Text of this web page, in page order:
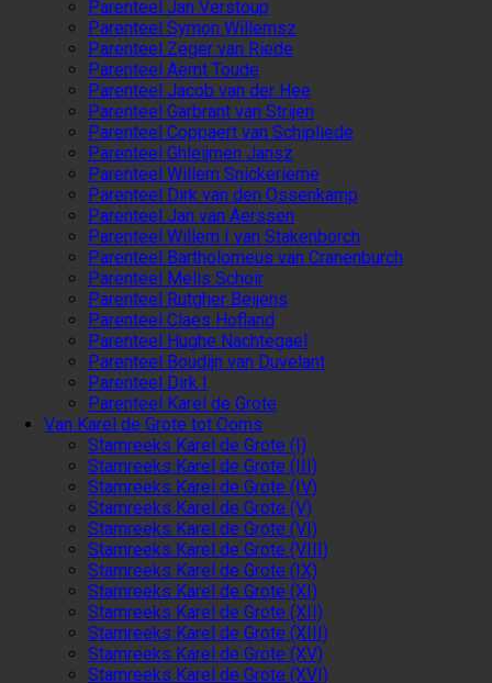
Parenteel Jan Verstoup
Parenteel Symon Willemsz
Parenteel Zeger van Riede
Parenteel Aernt Toude
Parenteel Jacob van der Hee
Parenteel Garbrant van Strijen
Parenteel Coppaert van Schipliede
Parenteel Ghleijmen Jansz
Parenteel Willem Snickerieme
Parenteel Dirk van den Ossenkamp
Parenteel Jan van Aerssen
Parenteel Willem I van Stakenborch
Parenteel Bartholomeus van Cranenburch
Parenteel Melis Schoir
Parenteel Rutgher Beijens
Parenteel Claes Hofland
Parenteel Hughe Nachtegael
Parenteel Boudijn van Duvelant
Parenteel Dirk I
Parenteel Karel de Grote
Van Karel de Grote tot Ooms
Stamreeks Karel de Grote (I)
Stamreeks Karel de Grote (III)
Stamreeks Karel de Grote (IV)
Stamreeks Karel de Grote (V)
Stamreeks Karel de Grote (VI)
Stamreeks Karel de Grote (VIII)
Stamreeks Karel de Grote (IX)
Stamreeks Karel de Grote (XI)
Stamreeks Karel de Grote (XII)
Stamreeks Karel de Grote (XIII)
Stamreeks Karel de Grote (XV)
Stamreeks Karel de Grote (XVI)